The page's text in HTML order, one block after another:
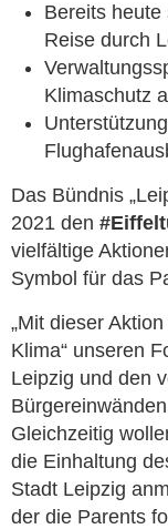
Bereits
Reise durch
Klimaschutz
Das Bündnis
2021 den
vielfältige
Symbol für das
„Mit dieser
Klima“ unseren
Leipzig und den
Gleichzeitig
die Einhaltung
Stadt Leipzig
der die Parents